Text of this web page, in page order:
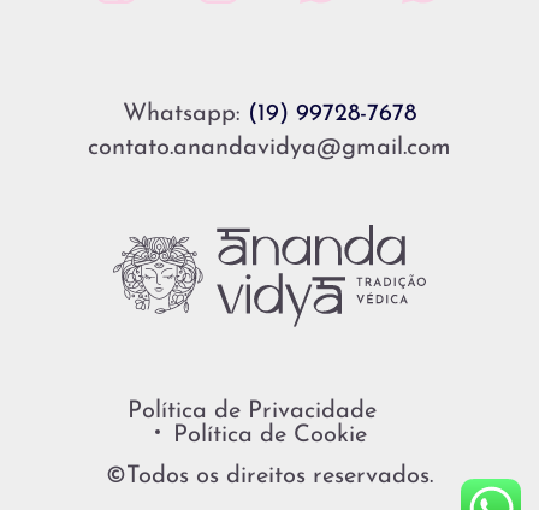
Whatsapp: (19) 99728-7678
contato.anandavidya@gmail.com
Política de Privacidade
Política de Cookie
©Todos os direitos reservados.